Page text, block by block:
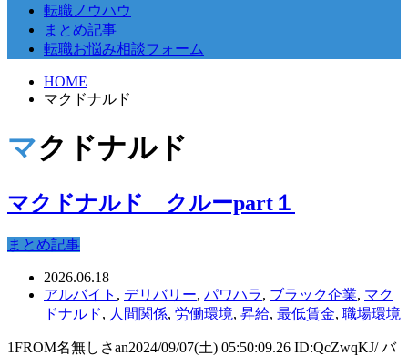
転職ノウハウ
まとめ記事
転職お悩み相談フォーム
HOME
マクドナルド
マクドナルド
マクドナルド クルーpart１
まとめ記事
2026.06.18
アルバイト , デリバリー, パワハラ, ブラック企業, マク
ドナルド, 人間関係, 労働環境, 昇給, 最低賃金, 職場環境
1FROM名無しさan2024/09/07(土) 05:50:09.26 ID:QcZwqKJ/ バ